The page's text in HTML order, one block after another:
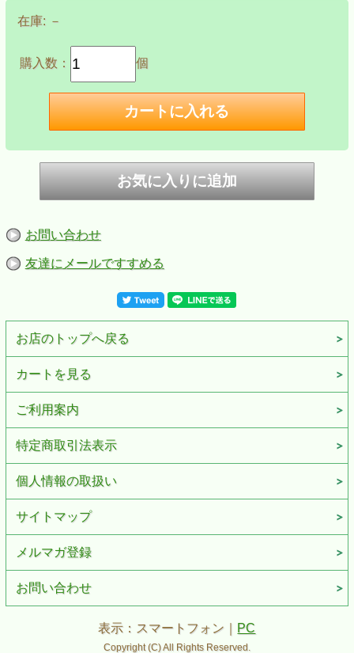
ブラック
大人気の本牛革手縫いジッポーです。
ZIPPOライター。
シンプルかつ上品な仕上がりで、ギフトやプレゼントにも
■仕様：本牛革手縫い加工
※ご注意
・お客様のご利用のブラウザの環境により商品の色合いが
実際のものと多少異なる場合がございますので、予めご了
承ください。
在庫: －
購入数： 個
お問い合わせ
友達にメールですすめる
お店のトップへ戻る
カートを見る
ご利用案内
特定商取引法表示
個人情報の取扱い
サイトマップ
メルマガ登録
お問い合わせ
表示：スマートフォン｜ PC
Copyright (C) All Rights Reserved.